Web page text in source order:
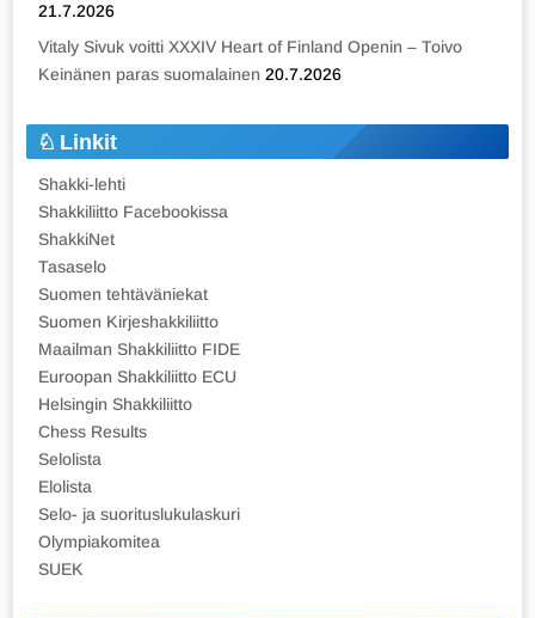
21.7.2026
Vitaly Sivuk voitti XXXIV Heart of Finland Openin – Toivo
Keinänen paras suomalainen 20.7.2026
Linkit
Shakki-lehti
Shakkiliitto Facebookissa
ShakkiNet
Tasaselo
Suomen tehtäväniekat
Suomen Kirjeshakkiliitto
Maailman Shakkiliitto FIDE
Euroopan Shakkiliitto ECU
Helsingin Shakkiliitto
Chess Results
Selolista
Elolista
Selo- ja suorituslukulaskuri
Olympiakomitea
SUEK